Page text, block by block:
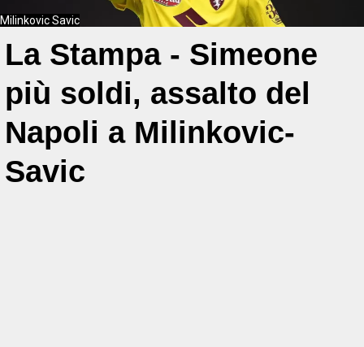
Milinkovic Savic
La Stampa - Simeone
più soldi, assalto del
Napoli a Milinkovic-
Savic